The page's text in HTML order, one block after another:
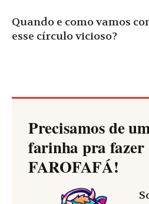
Quando e como vamos
esse círculo vicioso?
Precisamos de
farinha pra fazer
FAROFAFÁ!